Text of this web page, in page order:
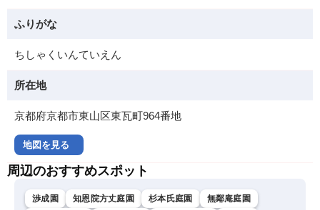
ふりがな
ちしゃくいんていえん
所在地
京都府京都市東山区東瓦町964番地
地図を見る
周辺のおすすめスポット
渉成園 知恩院方丈庭園 杉本氏庭園
無鄰庵庭園